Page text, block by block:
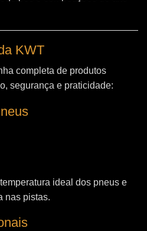
KWT
completa de produtos
segurança e praticidade:
ideal dos pneus e
nas pistas.